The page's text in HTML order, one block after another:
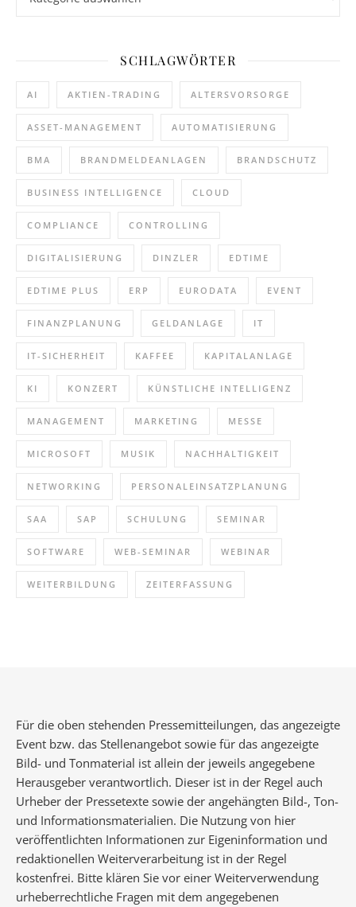
SCHLAGWÖRTER
AI AKTIEN-TRADING ALTERSVORSORGE
ASSET-MANAGEMENT AUTOMATISIERUNG
BMA BRANDMELDEANLAGEN BRANDSCHUTZ
BUSINESS INTELLIGENCE CLOUD
COMPLIANCE CONTROLLING
DIGITALISIERUNG DINZLER EDTIME
EDTIME PLUS ERP EURODATA EVENT
FINANZPLANUNG GELDANLAGE IT
IT-SICHERHEIT KAFFEE KAPITALANLAGE
KI KONZERT KÜNSTLICHE INTELLIGENZ
MANAGEMENT MARKETING MESSE
MICROSOFT MUSIK NACHHALTIGKEIT
NETWORKING PERSONALEINSATZPLANUNG
SAA SAP SCHULUNG SEMINAR
SOFTWARE WEB-SEMINAR WEBINAR
WEITERBILDUNG ZEITERFASSUNG
Für die oben stehenden Pressemitteilungen, das angezeigte
Event bzw. das Stellenangebot sowie für das angezeigte
Bild- und Tonmaterial ist allein der jeweils angegebene
Herausgeber verantwortlich. Dieser ist in der Regel auch
Urheber der Pressetexte sowie der angehängten Bild-, Ton-
und Informationsmaterialien. Die Nutzung von hier
veröffentlichten Informationen zur Eigeninformation und
redaktionellen Weiterverarbeitung ist in der Regel
kostenfrei. Bitte klären Sie vor einer Weiterverwendung
urheberrechtliche Fragen mit dem angegebenen